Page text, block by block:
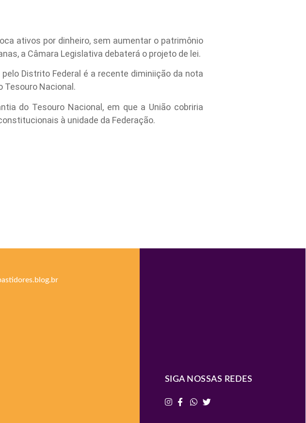
ativos por dinheiro, sem aumentar o patrimônio
a Câmara Legislativa debaterá o projeto de lei.
Distrito Federal é a recente diminiição da nota
Tesouro Nacional.
do Tesouro Nacional, em que a União cobriria
à unidade da Federação.
SIGA NOSSAS REDES